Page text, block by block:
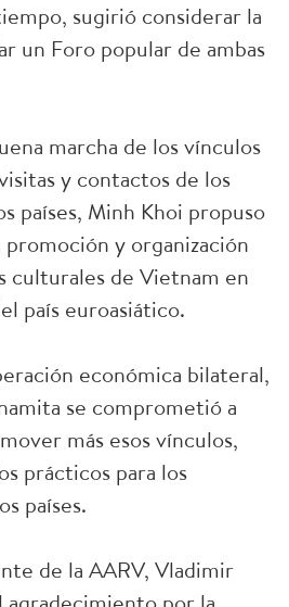
sugirió considerar la
un Foro popular de ambas
marcha de los vínculos
y contactos de los
países, Minh Khoi propuso
promoción y organización
culturales de Vietnam en
país euroasiático.
económica bilateral,
se comprometió a
más esos vínculos,
prácticos para los
países.
de la AARV, Vladimir